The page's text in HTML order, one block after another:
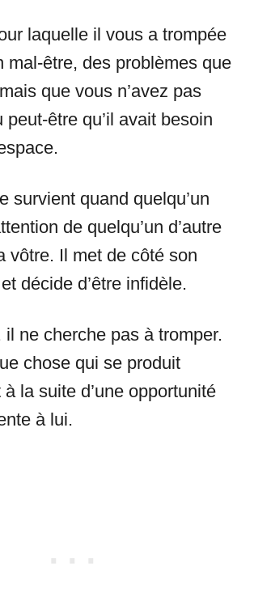
laquelle il vous a trompée
mal-être, des problèmes que
que vous n’avez pas
peut-être qu’il avait besoin
survient quand quelqu’un
de quelqu’un d’autre
vôtre. Il met de côté son
décide d’être infidèle.
il ne cherche pas à tromper.
chose qui se produit
la suite d’une opportunité
à lui.